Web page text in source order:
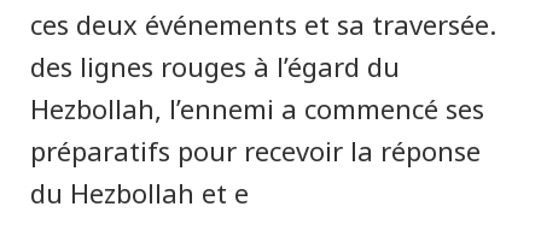
ces deux événements et sa traversée.
des lignes rouges à l’égard du
Hezbollah, l’ennemi a commencé ses
préparatifs pour recevoir la réponse
du Hezbollah et e